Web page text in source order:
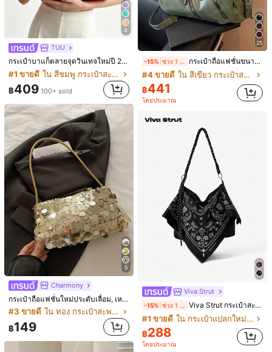
#1 ขายดี
ใน โบว์ กระเป๋าสะพายผู้หญิง
173
Save ฿18
Nydia
ช่วง 1 วันที่ผ่านมา กระเป๋าโท้ททรงยาวนุ่ม 1 ชิ้น พร้อมสายสะพายไหล่ยาวคู่ทำจากวัสดุเดียวกัน ตกแต่งตัวล็อกโลหะแบบปม พร้อมจี้สายถักรูปแบดมินตัน โลโก้ตัวอักษรปั๊มนูน ดีไซน์กระเป๋าถือปมสไตล์สาวหวานสำหรับเดินทางไปทำงาน ปรับใช้ได้ทั้งสะพายไหล่และหนีบใต้แขน กระเป๋าสไตล์วิทยาลัยอเนกประสงค์สำหรับผู้หญิง กระเป๋าโท้ททรงยาวนุ่มสายสะพายไหล่คู่
#3 ขายดี
฿211 100+ sold
Vintage Styles
-18% ช่วง 1 วันที่ผ่านมา KAIDIFEINIROO กระเป๋าสะพายไหล่ผู้หญิงแบรนด์ Casual คุณภาพสูง ดีไซน์แฟชั่น ความจุขนาดใหญ่ หนัง PU นุ่ม กระเป๋าถือทรงมอเตอร์ไซค์ 2026
704
เหลือแค่4ชิ้น
4
TUU
กระเป๋าบาแก็ตลายจุดวินเทจใหม่ปี 2026 สำหรับผู้หญิง กระเป๋าเจลลี่แฟชั่นสไตล์หวาน ความจุขนาดใหญ่ กระเป๋าสะพายไหล่สำหรับเดินทางไปทำงาน
#1 ขายดี
ใน สีชมพู กระเป๋าสะพายผู้หญิง
฿409 100+ sold
5
Charmony
กระเป๋าถือแฟชั่นใหม่ประดับเลื่อม, เหมาะสำหรับงานปาร์ตี้, ออกนอกบ้าน, วันหยุด, ช้อปปิ้งและใช้ในชีวิตประจำวัน, สามารถเก็บเหรียญ, โทรศัพท์, ยังเหมาะเป็นกระเป๋าทำงานสำหรับพนักงานออฟฟิศ, นักศึกษาและพนักงานออฟฟิศ, กระเป๋าผู้หญิงหรูหรา, เลื่อม
#3 ขายดี
ใน ทอง กระเป๋าสะพายผู้หญิง
฿149
25
-15% กระเป๋าถือแฟชั่นขนาดความจุใหญ่แบบมินิมอลสไตล์วินเทจ สำหรับนักเรียน/ทำงานออฟฟิศ
#4 ขายดี
ใน สีเขียว กระเป๋าสะพายผู้หญิง
฿441
โดยประมาณ
Viva Strut
-15% Viva Strut กระเป๋าสะพายไหล่ตกแต่งผ้าพันคอสี่เหลี่ยมลายเพสลีย์สำหรับสุภาพสตรีและผู้หญิง, กระเป๋าโฮโบ, แฟชั่น, ส่วนตัว, เรียบง่าย, อเนกประสงค์, สตรีท, หวานและเท่, สาวฮอต, Y2k, ย้อนยุค, วินเทจ, สำหรับใช้ประจำวัน, ช้อปปิ้ง, ชายหาด, วันหยุด, ฤดูร้อน, ริมทะเล, ปาร์ตี้ชายหาด, เทศกาลดนตรี
#1 ขายดี
ใน กระเป๋าแปลกใหม่ กระเป๋าสะพายผู้หญิง
฿288
โดยประมาณ